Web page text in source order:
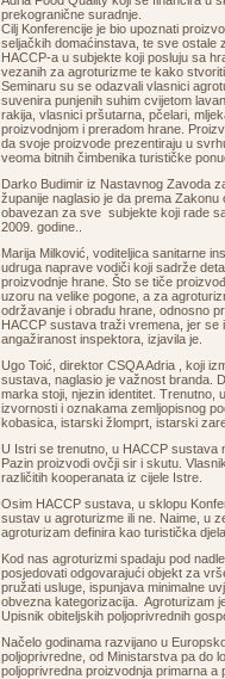
prekogranične suradnje.
Cilj Konferencije je bio upoznati
seljačkih domaćinstava, te sve ostale
HACCP-a u subjekte koji posluju sa
vezanih za agroturizme te kako
Seminaru su se odazvali vlasnici
suvenira punjenih suhim cvijetom
rakija, vlasnici pršutarna, pčelari,
proizvodnjom i preradom hrane.
da svoje proizvode prezentiraju u
veoma bitnih čimbenika turističke
Darko Budimir iz Nastavnog Zavoda
županije naglasio je da prema
obavezan za sve subjekte koji rade
2009. godine..
Marija Milković, voditeljica sanitarne
udruga naprave vodiči koji sadrže
proizvodnje hrane. Što se tiče
uzoru na velike pogone, a za
održavanje i obradu hrane, odnosno
HACCP sustava traži vremena, jer se
angažiranost inspektora, izjavila je.
Ugo Toić, direktor CSQA Adria , koji
sustava, naglasio je važnost branda.
marka stoji, njezin identitet. Trenutno,
izvornosti i oznakama zemljopisnog
kobasica, istarski žlomprt, istarski
U Istri se trenutno, u HACCP sustava
Pazin proizvodi ovčji sir i skutu.
različitih kooperanata iz cijele Istre.
Osim HACCP sustava, u sklopu
sustav u agroturizme ili ne. Naime, u
agroturizam definira kao turistička
Kod nas agroturizmi spadaju pod
posjedovati odgovarajući objekt za
pružati usluge, ispunjava minimalne
obvezna kategorizacija. Agroturizam
Upisnik obiteljskih poljoprivrednih
Načelo godinama razvijano u
poljoprivredne, od Ministarstva pa do
poljoprivredna proizvodnja primarna a